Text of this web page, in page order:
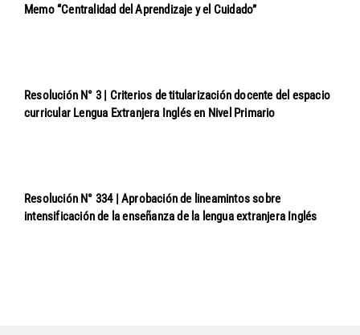
Memo “Centralidad del Aprendizaje y el Cuidado”
Resolución N° 3 | Criterios de titularización docente del espacio
curricular Lengua Extranjera Inglés en Nivel Primario
Resolución N° 334 | Aprobación de lineamintos sobre
intensificación de la enseñanza de la lengua extranjera Inglés